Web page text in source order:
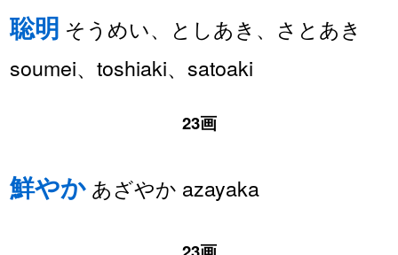
聡明 そうめい、としあき、さとあき
soumei、toshiaki、satoaki
23画
鮮やか あざやか azayaka